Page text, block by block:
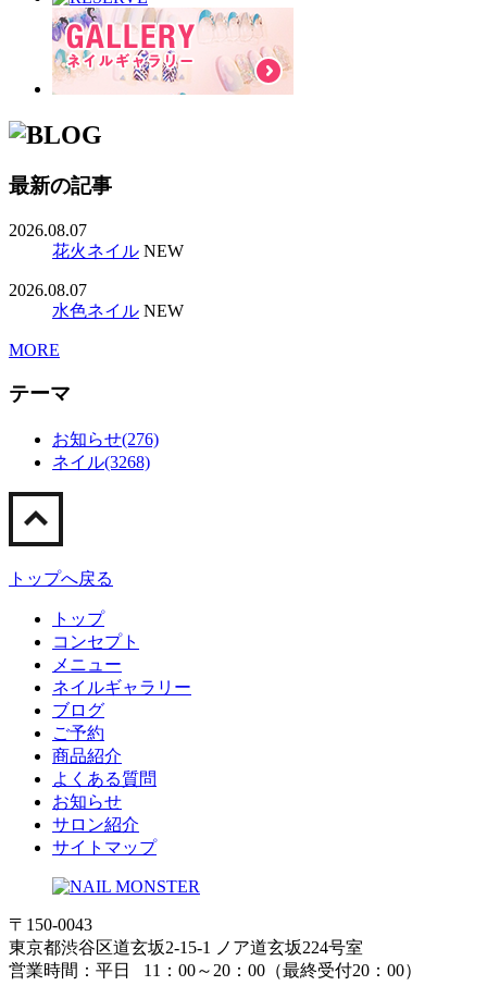
最新の記事
2026.08.07
花火ネイル NEW
2026.08.07
水色ネイル NEW
MORE
テーマ
お知らせ(276)
ネイル(3268)
トップへ戻る
トップ
コンセプト
メニュー
ネイルギャラリー
ブログ
ご予約
商品紹介
よくある質問
お知らせ
サロン紹介
サイトマップ
〒150-0043
東京都渋谷区道玄坂2-15-1 ノア道玄坂224号室
営業時間：平日 11：00～20：00（最終受付20：00）